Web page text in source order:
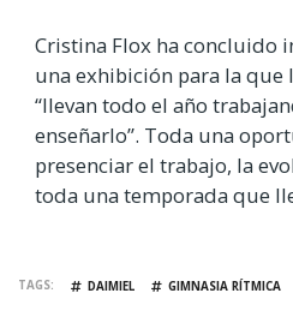
Cristina Flox ha concluido
una exhibición para la que
“llevan todo el año
enseñarlo”. Toda una
presenciar el trabajo, la
toda una temporada que
TAGS DAIMIEL GIMNASIA RÍTMICA